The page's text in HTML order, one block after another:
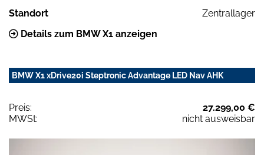
Standort
Zentrallager
Details zum BMW X1 anzeigen
BMW X1 xDrive20i Steptronic Advantage LED Nav AHK
Preis:
27.299,00 €
MWSt:
nicht ausweisbar